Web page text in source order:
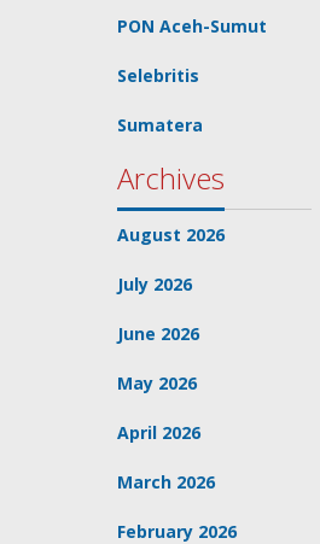
PON Aceh-Sumut
Selebritis
Sumatera
Archives
August 2026
July 2026
June 2026
May 2026
April 2026
March 2026
February 2026